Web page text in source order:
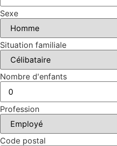
Sexe
Situation familiale
Nombre d'enfants
Profession
Code postal